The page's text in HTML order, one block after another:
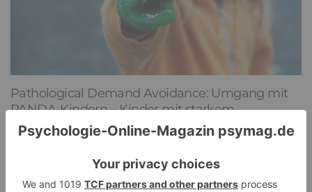
Pathological Demand Avoidance: Umgang mit
PANDA-Kindern – Kinder mit starkem
Autonomiebedürfnis (2)